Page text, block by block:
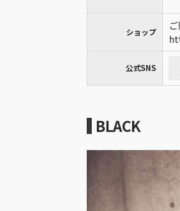
ショップ
公式SNS
BLACK